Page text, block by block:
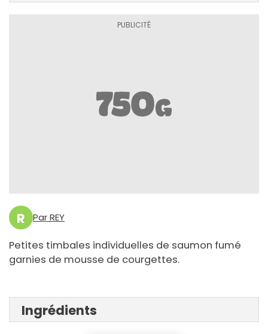
R Par REY
Petites timbales individuelles de saumon fumé
garnies de mousse de courgettes.
Ingrédients